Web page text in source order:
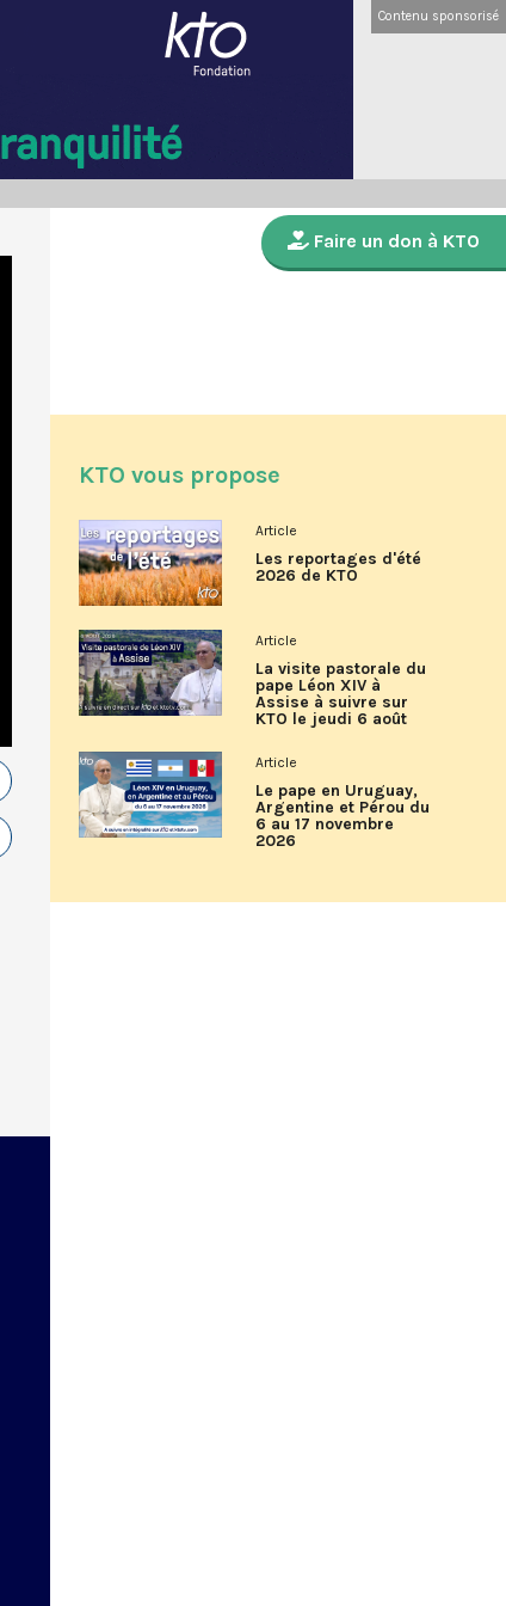
Contenu sponsorisé
Faire un don à KTO
KTO vous propose
Article
Les reportages d'été
2026 de KTO
Article
La visite pastorale du
pape Léon XIV à
Assise à suivre sur
KTO le jeudi 6 août
Article
Le pape en Uruguay,
Argentine et Pérou du
6 au 17 novembre
2026